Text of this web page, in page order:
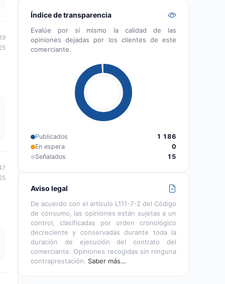
Índice de transparencia
Evalúe por sí mismo la calidad de las
opiniones dejadas por los clientes de este
comerciante.
Publicados
1 186
En espera
0
Señalados
15
Aviso legal
De acuerdo con el artículo L111-7-2 del Código
de consumo, las opiniones están sujetas a un
control, clasificadas por orden cronológico
decreciente y conservadas durante toda la
duración de ejecución del contrato del
comerciante. Opiniones recogidas sin ninguna
contraprestación. Saber más…